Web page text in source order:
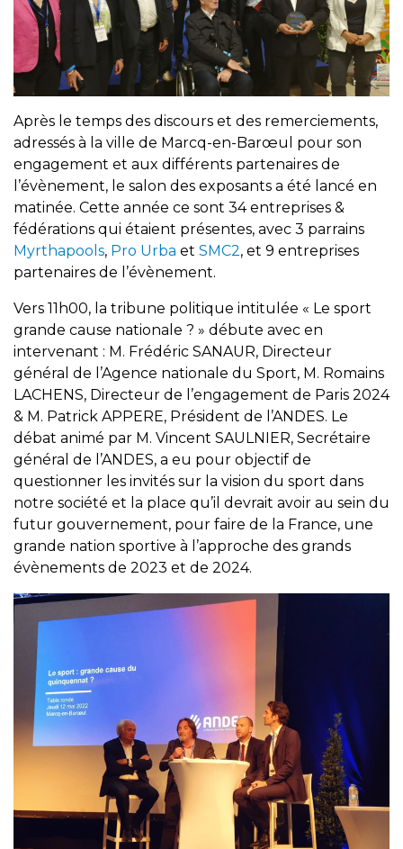
Après le temps des discours et des remerciements,
adressés à la ville de Marcq-en-Barœul pour son
engagement et aux différents partenaires de
l’évènement, le salon des exposants a été lancé en
matinée. Cette année ce sont 34 entreprises &
fédérations qui étaient présentes, avec 3 parrains
Myrthapools, Pro Urba et SMC2, et 9 entreprises
partenaires de l’évènement.
Vers 11h00, la tribune politique intitulée « Le sport
grande cause nationale ? » débute avec en
intervenant : M. Frédéric SANAUR, Directeur
général de l’Agence nationale du Sport, M. Romains
LACHENS, Directeur de l’engagement de Paris 2024
& M. Patrick APPERE, Président de l’ANDES. Le
débat animé par M. Vincent SAULNIER, Secrétaire
général de l’ANDES, a eu pour objectif de
questionner les invités sur la vision du sport dans
notre société et la place qu’il devrait avoir au sein du
futur gouvernement, pour faire de la France, une
grande nation sportive à l’approche des grands
évènements de 2023 et de 2024.